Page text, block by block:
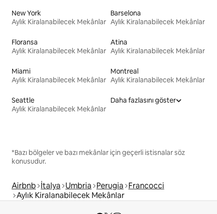
New York
Aylık Kiralanabilecek Mekânlar
Barselona
Aylık Kiralanabilecek Mekânlar
Floransa
Aylık Kiralanabilecek Mekânlar
Atina
Aylık Kiralanabilecek Mekânlar
Miami
Aylık Kiralanabilecek Mekânlar
Montreal
Aylık Kiralanabilecek Mekânlar
Seattle
Aylık Kiralanabilecek Mekânlar
Daha fazlasını göster
*Bazı bölgeler ve bazı mekânlar için geçerli istisnalar söz
konusudur.
Airbnb İtalya Umbria Perugia Francocci
Aylık Kiralanabilecek Mekânlar